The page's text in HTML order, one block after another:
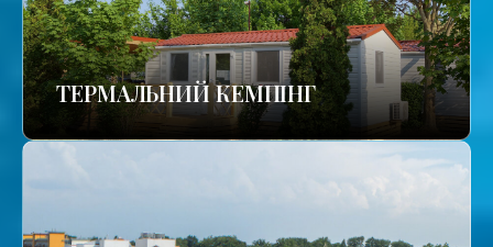
ТЕРМАЛЬНИЙ КЕМПІНГ